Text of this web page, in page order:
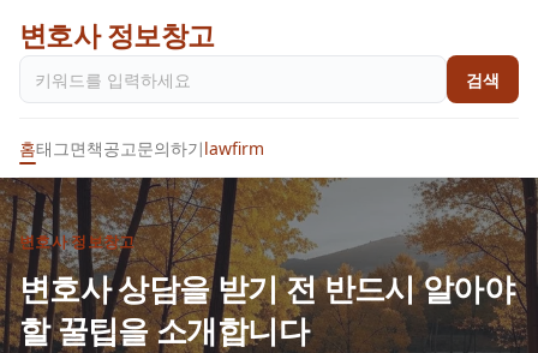
변호사 정보창고
검색
홈태그면책공고문의하기lawfirm
변호사 정보창고
변호사 상담을 받기 전 반드시 알아야
할 꿀팁을 소개합니다